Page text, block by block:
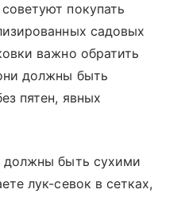
покупать
садовых
важно обратить
должны быть
пятен, явных
должны быть сухими
лук-севок в сетках,